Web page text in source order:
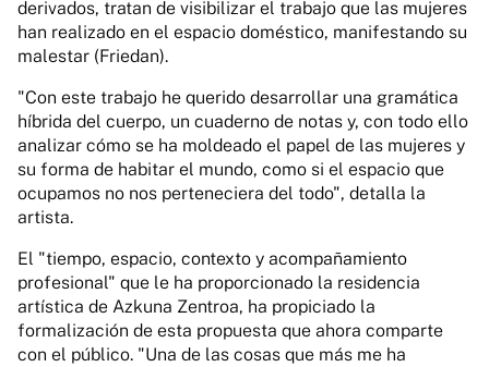
derivados, tratan de visibilizar el trabajo que las mujeres
han realizado en el espacio doméstico, manifestando su
malestar (Friedan).
"Con este trabajo he querido desarrollar una gramática
híbrida del cuerpo, un cuaderno de notas y, con todo ello
analizar cómo se ha moldeado el papel de las mujeres y
su forma de habitar el mundo, como si el espacio que
ocupamos no nos perteneciera del todo", detalla la
artista.
El "tiempo, espacio, contexto y acompañamiento
profesional" que le ha proporcionado la residencia
artística de Azkuna Zentroa, ha propiciado la
formalización de esta propuesta que ahora comparte
con el público. "Una de las cosas que más me ha